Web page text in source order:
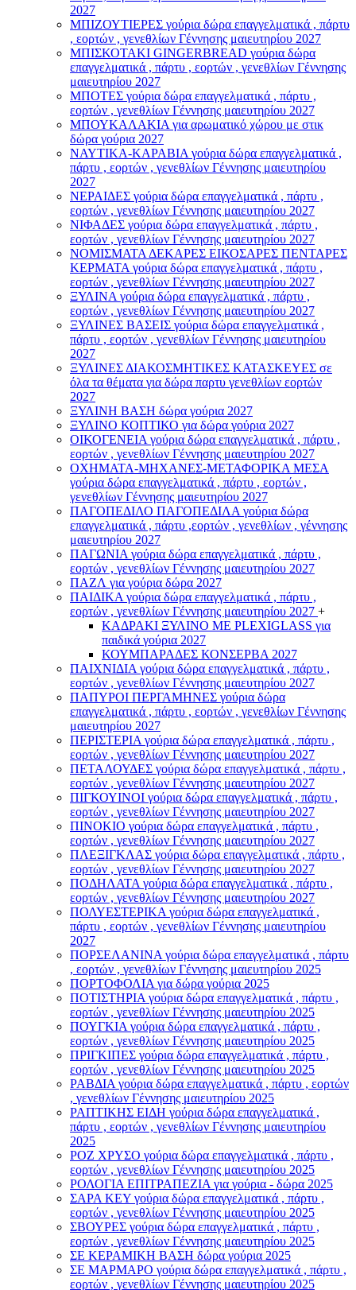
2027
ΜΠΙΖΟΥΤΙΕΡΕΣ γούρια δώρα επαγγελματικά , πάρτυ
, εορτών , γενεθλίων Γέννησης μαιευτηρίου 2027
ΜΠΙΣΚΟΤΑΚΙ GINGERBREAD γούρια δώρα
επαγγελματικά , πάρτυ , εορτών , γενεθλίων Γέννησης
μαιευτηρίου 2027
ΜΠΟΤΕΣ γούρια δώρα επαγγελματικά , πάρτυ ,
εορτών , γενεθλίων Γέννησης μαιευτηρίου 2027
ΜΠΟΥΚΑΛΑΚΙΑ για αρωματικό χώρου με στικ
δώρα γούρια 2027
ΝΑΥΤΙΚΑ-ΚΑΡΑΒΙΑ γούρια δώρα επαγγελματικά ,
πάρτυ , εορτών , γενεθλίων Γέννησης μαιευτηρίου
2027
ΝΕΡΑΙΔΕΣ γούρια δώρα επαγγελματικά , πάρτυ ,
εορτών , γενεθλίων Γέννησης μαιευτηρίου 2027
ΝΙΦΑΔΕΣ γούρια δώρα επαγγελματικά , πάρτυ ,
εορτών , γενεθλίων Γέννησης μαιευτηρίου 2027
ΝΟΜΙΣΜΑΤΑ ΔΕΚΑΡΕΣ ΕΙΚΟΣΑΡΕΣ ΠΕΝΤΑΡΕΣ
ΚΕΡΜΑΤΑ γούρια δώρα επαγγελματικά , πάρτυ ,
εορτών , γενεθλίων Γέννησης μαιευτηρίου 2027
ΞΥΛΙΝΑ γούρια δώρα επαγγελματικά , πάρτυ ,
εορτών , γενεθλίων Γέννησης μαιευτηρίου 2027
ΞΥΛΙΝΕΣ ΒΑΣΕΙΣ γούρια δώρα επαγγελματικά ,
πάρτυ , εορτών , γενεθλίων Γέννησης μαιευτηρίου
2027
ΞΥΛΙΝΕΣ ΔΙΑΚΟΣΜΗΤΙΚΕΣ ΚΑΤΑΣΚΕΥΕΣ σε
όλα τα θέματα για δώρα παρτυ γενεθλίων εορτών
2027
ΞΥΛΙΝΗ ΒΑΣΗ δώρα γούρια 2027
ΞΥΛΙΝΟ ΚΟΠΤΙΚΟ για δώρα γούρια 2027
ΟΙΚΟΓΕΝΕΙΑ γούρια δώρα επαγγελματικά , πάρτυ ,
εορτών , γενεθλίων Γέννησης μαιευτηρίου 2027
ΟΧΗΜΑΤΑ-ΜΗΧΑΝΕΣ-ΜΕΤΑΦΟΡΙΚΑ ΜΕΣΑ
γούρια δώρα επαγγελματικά , πάρτυ , εορτών ,
γενεθλίων Γέννησης μαιευτηρίου 2027
ΠΑΓΟΠΕΔΙΛΟ ΠΑΓΟΠΕΔΙΛΑ γούρια δώρα
επαγγελματικά , πάρτυ ,εορτών , γενεθλίων , γέννησης
μαιευτηρίου 2027
ΠΑΓΩΝΙΑ γούρια δώρα επαγγελματικά , πάρτυ ,
εορτών , γενεθλίων Γέννησης μαιευτηρίου 2027
ΠΑΖΛ για γούρια δώρα 2027
ΠΑΙΔΙΚΑ γούρια δώρα επαγγελματικά , πάρτυ ,
εορτών , γενεθλίων Γέννησης μαιευτηρίου 2027 +
ΚΑΔΡΑΚΙ ΞΥΛΙΝΟ ΜΕ PLEXIGLASS για
παιδικά γούρια 2027
ΚΟΥΜΠΑΡΑΔΕΣ ΚΟΝΣΕΡΒΑ 2027
ΠΑΙΧΝΙΔΙΑ γούρια δώρα επαγγελματικά , πάρτυ ,
εορτών , γενεθλίων Γέννησης μαιευτηρίου 2027
ΠΑΠΥΡΟΙ ΠΕΡΓΑΜΗΝΕΣ γούρια δώρα
επαγγελματικά , πάρτυ , εορτών , γενεθλίων Γέννησης
μαιευτηρίου 2027
ΠΕΡΙΣΤΕΡΙΑ γούρια δώρα επαγγελματικά , πάρτυ ,
εορτών , γενεθλίων Γέννησης μαιευτηρίου 2027
ΠΕΤΑΛΟΥΔΕΣ γούρια δώρα επαγγελματικά , πάρτυ ,
εορτών , γενεθλίων Γέννησης μαιευτηρίου 2027
ΠΙΓΚΟΥΙΝΟΙ γούρια δώρα επαγγελματικά , πάρτυ ,
εορτών , γενεθλίων Γέννησης μαιευτηρίου 2027
ΠΙΝΟΚΙΟ γούρια δώρα επαγγελματικά , πάρτυ ,
εορτών , γενεθλίων Γέννησης μαιευτηρίου 2027
ΠΛΕΞΙΓΚΛΑΣ γούρια δώρα επαγγελματικά , πάρτυ ,
εορτών , γενεθλίων Γέννησης μαιευτηρίου 2027
ΠΟΔΗΛΑΤΑ γούρια δώρα επαγγελματικά , πάρτυ ,
εορτών , γενεθλίων Γέννησης μαιευτηρίου 2027
ΠΟΛΥΕΣΤΕΡΙΚΑ γούρια δώρα επαγγελματικά ,
πάρτυ , εορτών , γενεθλίων Γέννησης μαιευτηρίου
2027
ΠΟΡΣΕΛΑΝΙΝΑ γούρια δώρα επαγγελματικά , πάρτυ
, εορτών , γενεθλίων Γέννησης μαιευτηρίου 2025
ΠΟΡΤΟΦΟΛΙΑ για δώρα γούρια 2025
ΠΟΤΙΣΤΗΡΙΑ γούρια δώρα επαγγελματικά , πάρτυ ,
εορτών , γενεθλίων Γέννησης μαιευτηρίου 2025
ΠΟΥΓΚΙΑ γούρια δώρα επαγγελματικά , πάρτυ ,
εορτών , γενεθλίων Γέννησης μαιευτηρίου 2025
ΠΡΙΓΚΙΠΕΣ γούρια δώρα επαγγελματικά , πάρτυ ,
εορτών , γενεθλίων Γέννησης μαιευτηρίου 2025
ΡΑΒΔΙΑ γούρια δώρα επαγγελματικά , πάρτυ , εορτών
, γενεθλίων Γέννησης μαιευτηρίου 2025
ΡΑΠΤΙΚΗΣ ΕΙΔΗ γούρια δώρα επαγγελματικά ,
πάρτυ , εορτών , γενεθλίων Γέννησης μαιευτηρίου
2025
ΡΟΖ ΧΡΥΣΟ γούρια δώρα επαγγελματικά , πάρτυ ,
εορτών , γενεθλίων Γέννησης μαιευτηρίου 2025
ΡΟΛΟΓΙΑ ΕΠΙΤΡΑΠΕΖΙΑ για γούρια - δώρα 2025
ΣΑΡΑ ΚΕΥ γούρια δώρα επαγγελματικά , πάρτυ ,
εορτών , γενεθλίων Γέννησης μαιευτηρίου 2025
ΣΒΟΥΡΕΣ γούρια δώρα επαγγελματικά , πάρτυ ,
εορτών , γενεθλίων Γέννησης μαιευτηρίου 2025
ΣΕ ΚΕΡΑΜΙΚΗ ΒΑΣΗ δώρα γούρια 2025
ΣΕ ΜΑΡΜΑΡΟ γούρια δώρα επαγγελματικά , πάρτυ ,
εορτών , γενεθλίων Γέννησης μαιευτηρίου 2025